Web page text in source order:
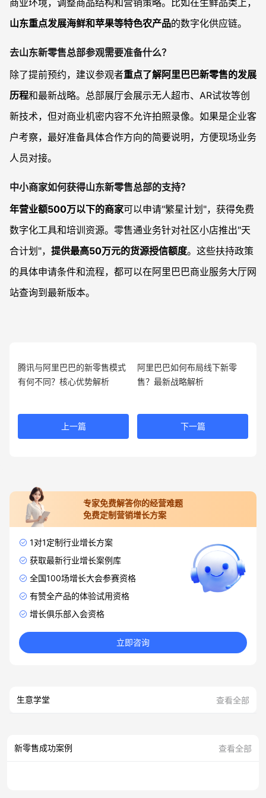
山东重点发展海鲜和苹果等特色农产品的数字化供应链。
去山东新零售总部参观需要准备什么？
除了提前预约，建议参观者重点了解阿里巴巴新零售的发展
历程和最新战略。总部展厅会展示无人超市、AR试妆等创
新技术，但对商业机密内容不允许拍照录像。如果是企业客
户考察，最好准备具体合作方向的简要说明，方便现场业务
人员对接。
中小商家如何获得山东新零售总部的支持？
年营业额500万以下的商家可以申请"繁星计划"，获得免费
数字化工具和培训资源。零售通业务针对社区小店推出"天
合计划"， 提供最高50万元的货源授信额度。这些扶持政策
的具体申请条件和流程，都可以在阿里巴巴商业服务大厅网
站查询到最新版本。
腾讯与阿里巴巴的新零售模式
有何不同？核心优势解析
上一篇
阿里巴巴如何布局线下新零
售？最新战略解析
下一篇
专家免费解答你的经营难题
免费定制营销增长方案
1对1定制行业增长方案
获取最新行业增长案例库
全国100场增长大会参赛资格
有赞全产品的体验试用资格
增长俱乐部入会资格
立即咨询
生意学堂 查看全部
新零售成功案例 查看全部